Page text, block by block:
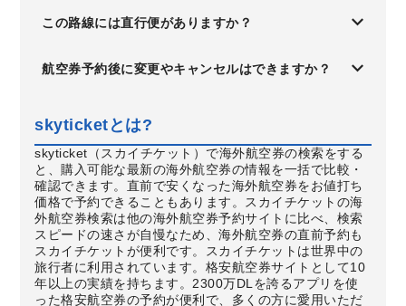
この路線には直行便がありますか？
航空券予約後に変更やキャンセルはできますか？
skyticketとは?
skyticket（スカイチケット）で海外航空券の検索をする
と、購入可能な最新の海外航空券の情報を一括で比較・
確認できます。直前で安くなった海外航空券をお値打ち
価格で予約できることもあります。スカイチケットの海
外航空券検索は他の海外航空券予約サイトに比べ、検索
スピードの速さが自慢なため、海外航空券の直前予約も
スカイチケットが便利です。スカイチケットは世界中の
旅行者に利用されています。格安航空券サイトとして10
年以上の実績を持ちます。2300万DLを誇るアプリを使
った格安航空券の予約が便利で、多くの方に愛用いただ